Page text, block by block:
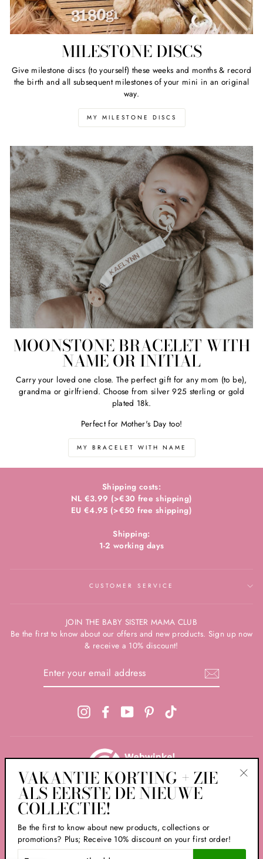
MILESTONE DISCS
Give milestone discs (to yourself) these weeks and months & record
the birth and all subsequent milestones of your mini in an original
way.
MY MILESTONE DISCS
MOONSTONE BRACELET WITH
NAME OR INITIAL
Carry your loved one close. The perfect gift for any mom (to be),
grandma or girlfriend. Choose from silver 925 sterling or gold
plated 18k.
Perfect for Mother's Day too!
MY BRACELET WITH NAME
Shipping costs:
NL €3.99 (>€30 free shipping)
EU €4.95 (>€50 free shipping)
Shipping:
1-2 working days
CUSTOMER SERVICE
JOIN THE BABY SISTER MAMA CLUB
Be the first to know about our offers and new products. Sign up now
& receive a 10% discount!
InstagramFacebook
YouTube Pinterest
LANGUAGE
PREFERENCE
English CURRENCIES
EUR €
© 2026 Babyzus
VAKANTIE KORTING + ZIE
ALS EERSTE DE NIEUWE
COLLECTIE!
Be the first to know about new products, collections or
promotions? Plus; Receive 10% discount on your first order!